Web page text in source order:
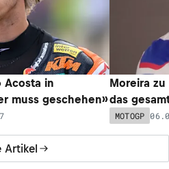
Artikel
Acosta in
muss geschehen»
Moreira
das
MOTOGP